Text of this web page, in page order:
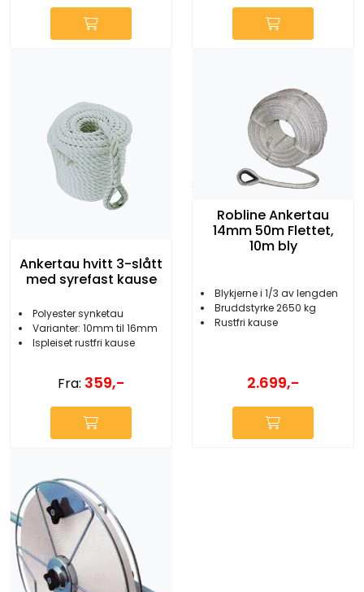
Ankertau hvitt 3-slått
med syrefast kause
Polyester synketau
Varianter: 10mm til 16mm
Ispleiset rustfri kause
Fra: 359,-
Robline Ankertau
14mm 50m Flettet,
10m bly
Blykjerne i 1/3 av lengden
Bruddstyrke 2650 kg
Rustfri kause
2.699,-